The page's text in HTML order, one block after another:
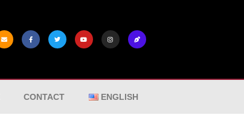
CONTACT ENGLISH